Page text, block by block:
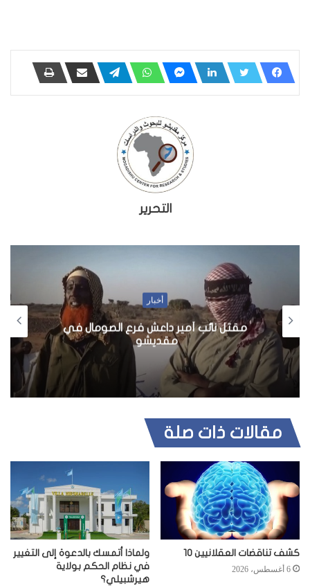
التحرير
أخبار
مقتل نائب أمير داعش فرع الصومال في
مقديشو
مقالات ذات صلة
كشف تناقضات العقلانيين 10
6 أغسطس، 2026
ولماذا أتمسك بالدعوة إلى التغيير
في نظام الحكم بولاية
هيرشبيلي؟